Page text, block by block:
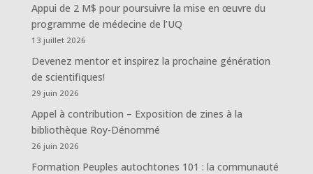
Appui de 2 M$ pour poursuivre la mise en œuvre du
programme de médecine de l’UQ
13 juillet 2026
Devenez mentor et inspirez la prochaine génération
de scientifiques!
29 juin 2026
Appel à contribution – Exposition de zines à la
bibliothèque Roy-Dénommé
26 juin 2026
Formation Peuples autochtones 101 : la communauté